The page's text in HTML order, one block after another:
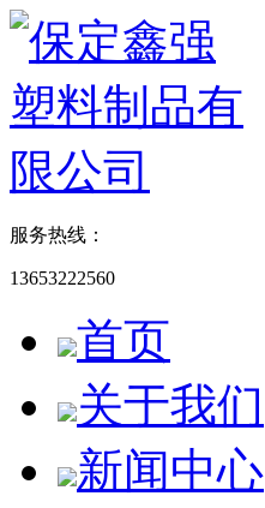
服务热线：
13653222560
首页
关于我们
新闻中心